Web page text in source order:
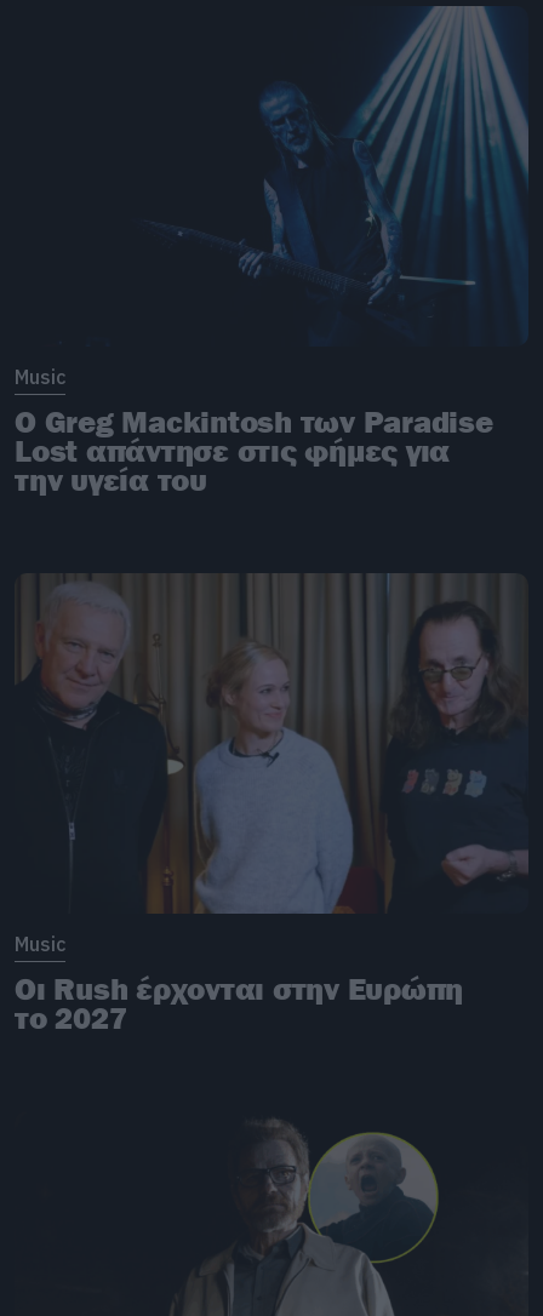
Music
O Greg Mackintosh των Paradise
Lost απάντησε στις φήμες για
την υγεία του
Music
Οι Rush έρχονται στην Ευρώπη
το 2027